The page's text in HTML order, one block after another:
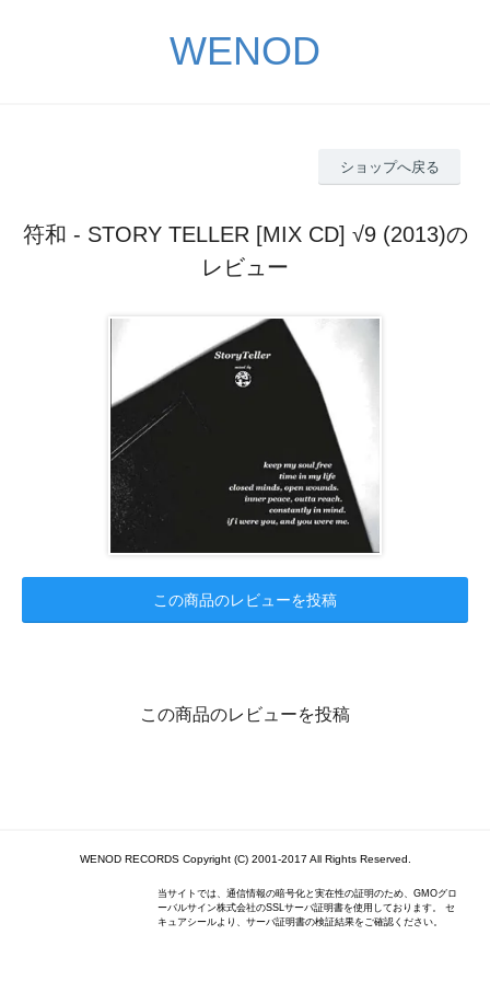
WENOD
ショップへ戻る
符和 - STORY TELLER [MIX CD] √9 (2013)の
レビュー
この商品のレビューを投稿
この商品のレビューを投稿
WENOD RECORDS Copyright (C) 2001-2017 All Rights Reserved.
当サイトでは、通信情報の暗号化と実在性の証明のため、GMOグロ
ーバルサイン株式会社のSSLサーバ証明書を使用しております。 セ
キュアシールより、サーバ証明書の検証結果をご確認ください。